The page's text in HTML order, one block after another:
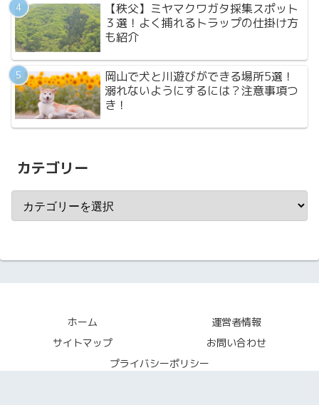
【秩父】ミヤマクワガタ採集スポット
３選！よく捕れるトラップの仕掛け方
も紹介
岡山で犬と川遊びができる場所5選！
溺れないようにするには？注意事項つ
き！
カテゴリー
ホーム
運営者情報
サイトマップ
お問い合わせ
プライバシーポリシー